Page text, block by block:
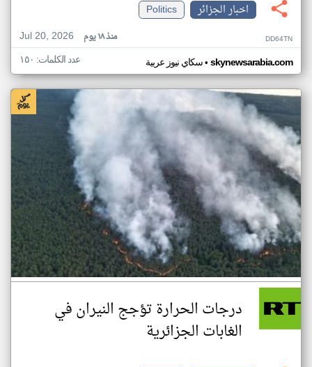
اخبار الجزائر
Politics
Jul 20, 2026
منذ ١٨ يوم DD64TN
سكاي نيوز عربية• skynewsarabia.com عدد الكلمات: ١٥٠
درجات الحرارة تؤجج النيران في
الغابات الجزائرية